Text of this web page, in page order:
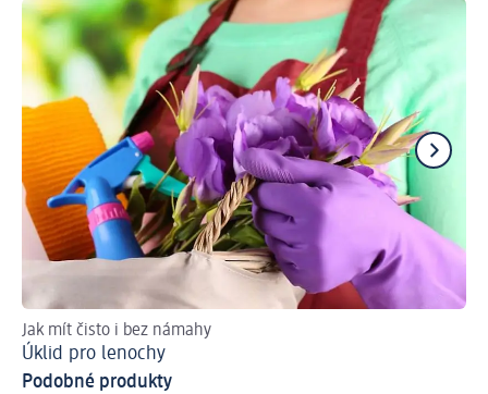
Jak mít čisto i bez námahy
Úklid pro lenochy
Podobné produkty